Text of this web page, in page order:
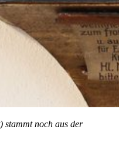
noch aus der